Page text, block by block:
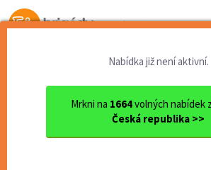
Od první brigády
Nabídka již není aktivní.
Mrkni na 1664volných nabídek
Česká republika >>
Jihomoravský kraj okres
Flexibilní brigáda - Miniba...
Flexibilní brigáda -